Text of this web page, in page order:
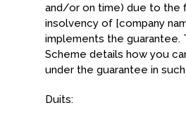
and/or on time) due to the
insolvency of [company
implements the guarantee.
Scheme details how you
under the guarantee in
Duits: